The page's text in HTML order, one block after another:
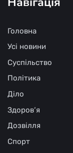
Головна
Усі новини
Суспільство
Політика
Діло
Здоров‘я
Дозвілля
Спорт